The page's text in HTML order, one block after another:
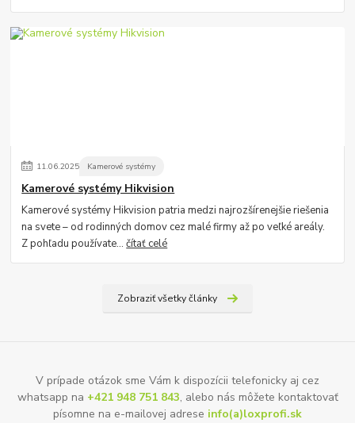
11.06.2025 Kamerové systémy
Kamerové systémy Hikvision
Kamerové systémy Hikvision patria medzi najrozšírenejšie riešenia
na svete – od rodinných domov cez malé firmy až po veľké areály.
Z pohľadu používate...čítať celé
Zobraziť všetky články
V prípade otázok sme Vám k dispozícii telefonicky aj cez
whatsapp na +421 948 751 843, alebo nás môžete kontaktovať
písomne na e-mailovej adrese info(a)loxprofi.sk